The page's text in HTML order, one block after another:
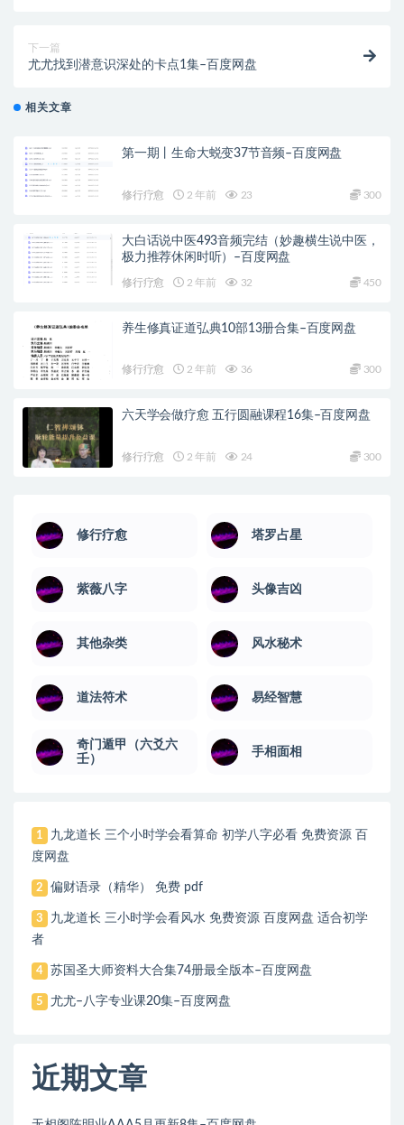
下一篇
尤尤找到潜意识深处的卡点1集–百度网盘
相关文章
第一期丨生命大蜕变37节音频–百度网盘
修行疗愈 2 年前 23 300
大白话说中医493音频完结（妙趣横生说中医，
极力推荐休闲时听）–百度网盘
修行疗愈 2 年前 32 450
养生修真证道弘典10部13册合集–百度网盘
修行疗愈 2 年前 36 300
六天学会做疗愈 五行圆融课程16集–百度网盘
修行疗愈 2 年前 24 300
修行疗愈 塔罗占星
紫薇八字 头像吉凶
其他杂类 风水秘术
道法符术 易经智慧
奇门遁甲（六爻六
壬）
手相面相
1
九龙道长 三个小时学会看算命 初学八字必看 免费资源 百
度网盘
2 偏财语录（精华） 免费 pdf
3
九龙道长 三小时学会看风水 免费资源 百度网盘 适合初学
者
4 苏国圣大师资料大合集74册最全版本–百度网盘
5 尤尤–八字专业课20集–百度网盘
近期文章